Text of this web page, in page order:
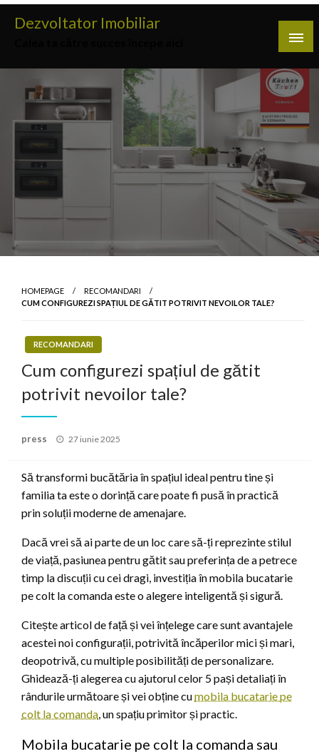
Skip
Dezvoltator Imobiliar
HOMEPAGE
RECOMANDARI
CUM CONFIGUREZI SPAȚIUL DE GĂTIT POTRIVIT NEVOILOR TALE?
RECOMANDARI
Cum configurezi spațiul de gătit
potrivit nevoilor tale?
press
Posted
27 iunie 2025
Să transformi bucătăria în spațiul ideal pentru tine și
familia ta este o dorință care poate fi pusă în practică
prin soluții moderne de amenajare.
Dacă vrei să ai parte de un loc care să-ți reprezinte stilul
de viață, pasiunea pentru gătit sau preferința de a petrece
timp la discuții cu cei dragi, investiția în mobila bucatarie
pe colt la comanda este o alegere inteligentă și sigură.
Citește articol de față și vei înțelege care sunt avantajele
acestei noi configurații, potrivită încăperilor mici și mari,
deopotrivă, cu multiple posibilități de personalizare.
Ghidează-ți alegerea cu ajutorul celor 5 pași detaliați în
rândurile următoare și vei obține cumobila bucatarie pe
colt la comanda, un spațiu primitor și practic.
Mobila bucatarie pe colt la comanda sau